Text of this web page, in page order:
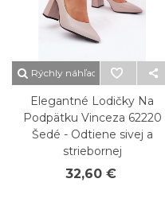
Rýchly náhľad
Elegantné Lodičky Na
Podpätku Vinceza 62220
Šedé - Odtiene sivej a
striebornej
32,60 €